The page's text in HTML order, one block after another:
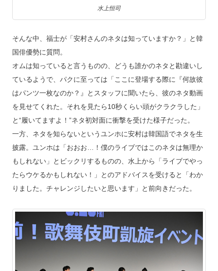
水上恒司
そんな中、福士が「安村さんのネタは知っていますか？」と韓
国俳優勢に質問。
オムは知っていると言うものの、どうも誰かのネタと勘違いし
ているようで、パクに至っては「ここに登場する際に『何故彼
はパンツ一枚なのか？』とスタッフに聞いたら、彼のネタ動画
を見せてくれた。それを見たら10秒くらい頭がクラクラした」
と“履いてますよ！”ネタ初対面に衝撃を受けた様子だった。
一方、ネタを知らないというユンホに安村は韓国語でネタを生
披露。ユンホは「おおお…！僕のライブではこのネタは無理か
もしれない」とビックリするものの、水上から「ライブでやっ
たらウケるかもしれない！」とのアドバイスを受けると「わか
りました。チャレンジしたいと思います」と前向きだった。